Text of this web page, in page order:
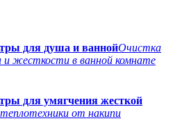
для душа и ваннойОчистка
и жесткости в ванной комнате
для умягчения жесткой
от накипи